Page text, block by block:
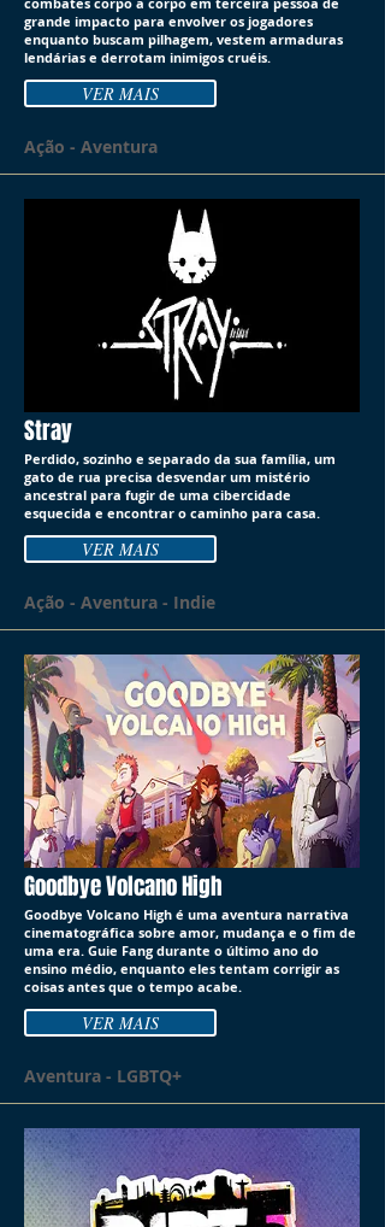
grande impacto para envolver os jogadores
enquanto buscam pilhagem, vestem armaduras
lendárias e derrotam inimigos cruéis.
VER MAIS
Ação - Aventura
Stray
Perdido, sozinho e separado da sua família, um
gato de rua precisa desvendar um mistério
ancestral para fugir de uma cibercidade
esquecida e encontrar o caminho para casa.
VER MAIS
Ação - Aventura - Indie
Goodbye Volcano High
Goodbye Volcano High é uma aventura narrativa
cinematográfica sobre amor, mudança e o fim de
uma era. Guie Fang durante o último ano do
ensino médio, enquanto eles tentam corrigir as
coisas antes que o tempo acabe.
VER MAIS
Aventura - LGBTQ+